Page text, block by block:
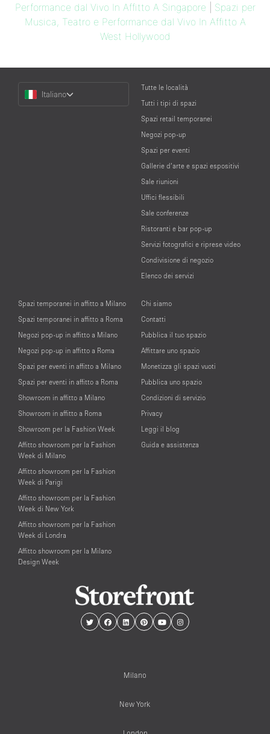
Performance dal Vivo In Affitto A Singapore
Spazi per
Musica, Teatro e Performance dal Vivo In Affitto A
West Hollywood
Language
Italiano
Tutte le località
Tutti i tipi di spazi
Spazi retail temporanei
Negozi pop-up
Spazi per eventi
Gallerie d’arte e spazi espositivi
Sale riunioni
Uffici flessibili
Sale conferenze
Ristoranti e bar pop-up
Servizi fotografici e riprese video
Condivisione di negozio
Elenco dei servizi
Spazi temporanei in affitto a Milano
Spazi temporanei in affitto a Roma
Negozi pop-up in affitto a Milano
Negozi pop-up in affitto a Roma
Spazi per eventi in affitto a Milano
Spazi per eventi in affitto a Roma
Showroom in affitto a Milano
Showroom in affitto a Roma
Showroom per la Fashion Week
Affitto showroom per la Fashion
Week di Milano
Affitto showroom per la Fashion
Week di Parigi
Affitto showroom per la Fashion
Week di New York
Affitto showroom per la Fashion
Week di Londra
Affitto showroom per la Milano
Design Week
Chi siamo
Contatti
Pubblica il tuo spazio
Affittare uno spazio
Monetizza gli spazi vuoti
Pubblica uno spazio
Condizioni di servizio
Privacy
Leggi il blog
Guida e assistenza
Milano
New York